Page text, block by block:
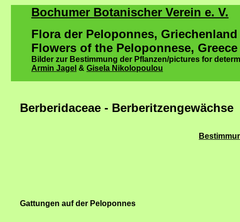
Bochumer Botanischer Verein e. V.
Flora der Peloponnes, Griechenland
Flowers of the Peloponnese, Greece
Bilder zur Bestimmung der Pflanzen/pictures for
Armin Jagel & Gisela Nikolopoulou
Berberidaceae - Berberitzengewächse
Gattungen auf der Peloponnes